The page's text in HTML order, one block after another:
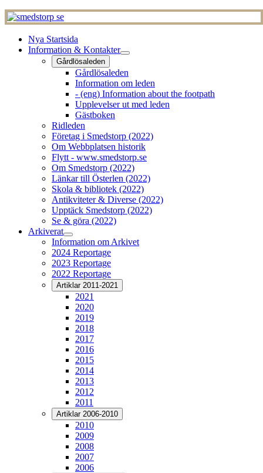
Nya Startsida
Information & Kontakter
Gårdlösaleden
Gårdlösaleden
Information om leden
- (eng) Information about the footpath
Upplevelser ut med leden
Gästboken
Ridleden
Företag i Smedstorp (2022)
Om Webbplatsen historik
Flytt - www.smedstorp.se
Om Smedstorp (2022)
Länkar till Österlen (2022)
Skola & bibliotek (2022)
Antikviteter & Diverse (2022)
Upptäck Smedstorp (2022)
Se & göra (2022)
Arkiverat
Information om Arkivet
2024 Reportage
2023 Reportage
2022 Reportage
Artiklar 2011-2021
2021
2020
2019
2018
2017
2016
2015
2014
2013
2012
2011
Artiklar 2006-2010
2010
2009
2008
2007
2006